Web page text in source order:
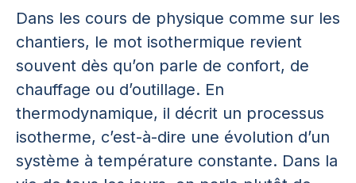
Dans les cours de physique comme sur les
chantiers, le mot isothermique revient
souvent dès qu’on parle de confort, de
chauffage ou d’outillage. En
thermodynamique, il décrit un processus
isotherme, c’est-à-dire une évolution d’un
système à température constante. Dans la